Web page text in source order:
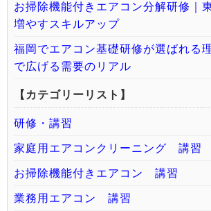
お掃除機能付きエアコン分解研修｜
増やすスキルアップ
福岡でエアコン基礎研修が選ばれる
で広げる需要のリアル
【カテゴリーリスト】
研修・講習
家庭用エアコンクリーニング 講習
お掃除機能付きエアコン 講習
業務用エアコン 講習